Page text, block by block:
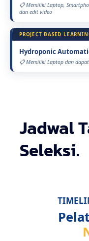
Memiliki Laptop,
dan edit video
PROJECT BASED
Hydroponic
Memiliki Laptop dan
Jadwal
Seleksi.